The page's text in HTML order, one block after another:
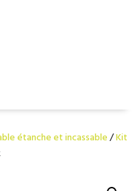
étanche et incassable/Kit